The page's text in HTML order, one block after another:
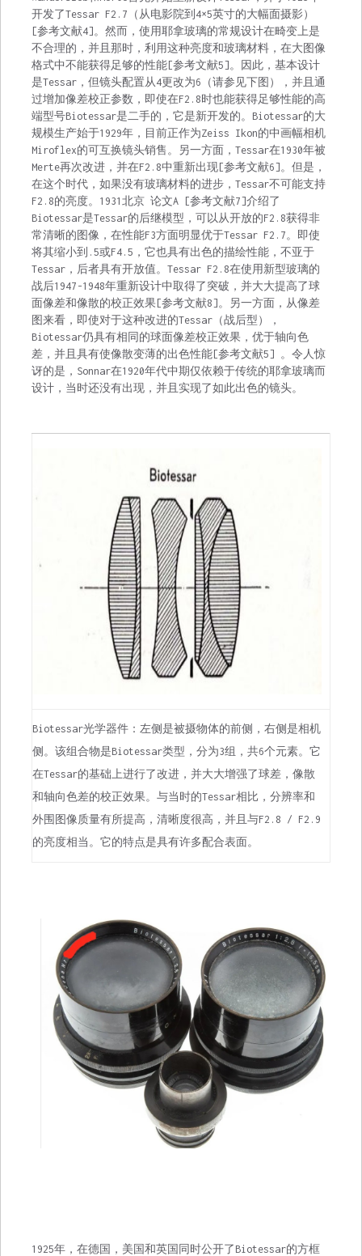
开发了Tessar F2.7（从电影院到4×5英寸的大幅面摄影）
[参考文献4]。然而，使用耶拿玻璃的常规设计在畸变上是
不合理的，并且那时，利用这种亮度和玻璃材料，在大图像
格式中不能获得足够的性能[参考文献5]。因此，基本设计
是Tessar，但镜头配置从4更改为6（请参见下图），并且通
过增加像差校正参数，即使在F2.8时也能获得足够性能的高
端型号Biotessar是二手的，它是新开发的。Biotessar的大
规模生产始于1929年，目前正作为Zeiss Ikon的中画幅相机
Miroflex的可互换镜头销售。另一方面，Tessar在1930年被
Merte再次改进，并在F2.8中重新出现[参考文献6]。但是，
在这个时代，如果没有玻璃材料的进步，Tessar不可能支持
F2.8的亮度。1931北京 论文A [参考文献7]介绍了
Biotessar是Tessar的后继模型，可以从开放的F2.8获得非
常清晰的图像，在性能F3方面明显优于Tessar F2.7。即使
将其缩小到.5或F4.5，它也具有出色的描绘性能，不亚于
Tessar，后者具有开放值。Tessar F2.8在使用新型玻璃的
战后1947-1948年重新设计中取得了突破，并大大提高了球
面像差和像散的校正效果[参考文献8]。另一方面，从像差
图来看，即使对于这种改进的Tessar（战后型），
Biotessar仍具有相同的球面像差校正效果，优于轴向色
差，并且具有使像散变薄的出色性能[参考文献5] 。令人惊
讶的是，Sonnar在1920年代中期仅依赖于传统的耶拿玻璃而
设计，当时还没有出现，并且实现了如此出色的镜头。
Biotessar光学器件：左侧是被摄物体的前侧，右侧是相机
侧。该组合物是Biotessar类型，分为3组，共6个元素。它
在Tessar的基础上进行了改进，并大大增强了球差，像散
和轴向色差的校正效果。与当时的Tessar相比，分辨率和
外围图像质量有所提高，清晰度很高，并且与F2.8 / F2.9
的亮度相当。它的特点是具有许多配合表面。
1925年，在德国，美国和英国同时公开了Biotessar的方框